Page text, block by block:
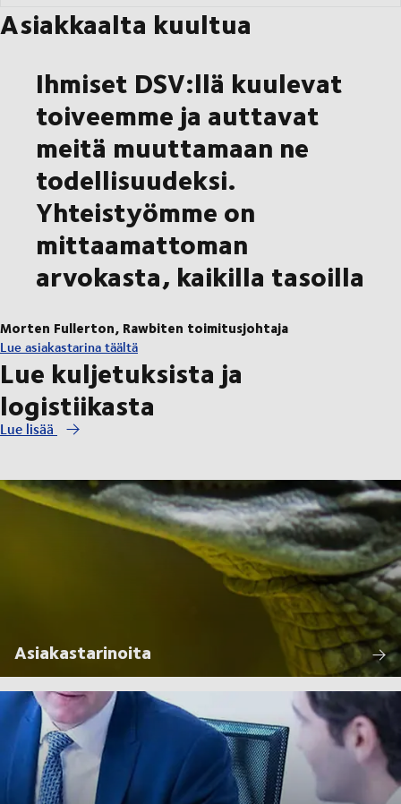
Asiakkaalta kuultua
Ihmiset DSV:llä kuulevat
toiveemme ja auttavat
meitä muuttamaan ne
todellisuudeksi.
Yhteistyömme on
mittaamattoman
arvokasta, kaikilla tasoilla
Morten Fullerton, Rawbiten toimitusjohtaja
Lue asiakastarina täältä
Lue kuljetuksista ja
logistiikasta
Lue lisää
Asiakastarinoita